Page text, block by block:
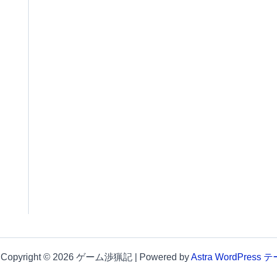
Copyright © 2026 ゲーム渉猟記 | Powered byAstra WordPress テ